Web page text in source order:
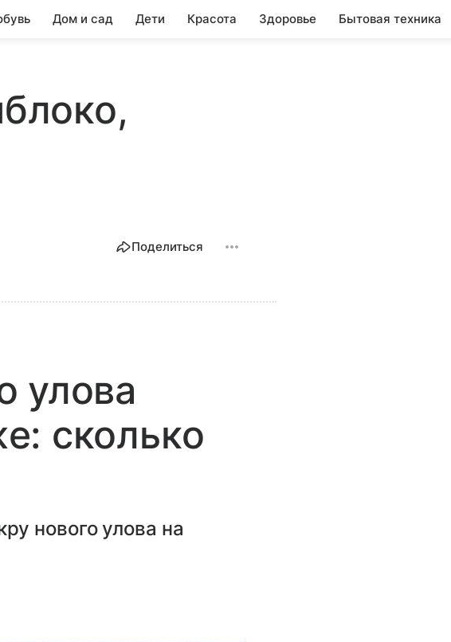
Дом и сад Дети Красота Здоровье Бытовая техника
Поделиться
улова
сколько
нового улова на